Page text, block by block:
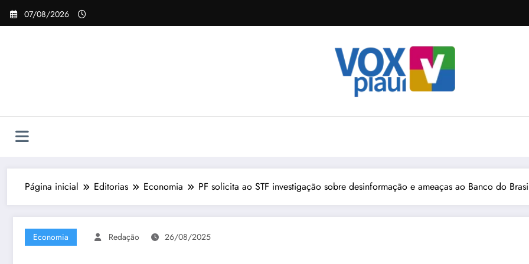
Pular
para
07/08/2026
Página inicial Editorias Economia PF solicita ao STF investigação sobre desinformação e ameaças ao Banco do
Economia Redação 26/08/2025